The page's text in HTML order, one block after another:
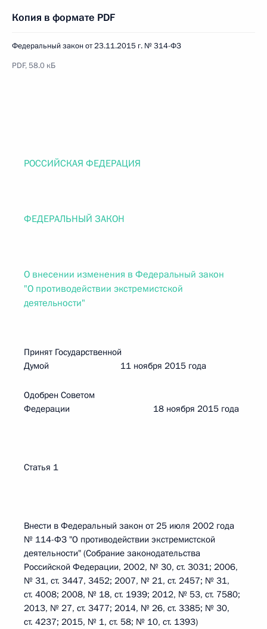
Копия в формате PDF
Федеральный закон от 23.11.2015 г. № 314-ФЗ
PDF, 58.0 кБ
РОССИЙСКАЯ ФЕДЕРАЦИЯ
ФЕДЕРАЛЬНЫЙ ЗАКОН
О внесении изменения в Федеральный закон
"О противодействии экстремистской
деятельности"
Принят Государственной
Думой 11 ноября 2015 года
Одобрен Советом
Федерации 18 ноября 2015 года
Статья 1
Внести в Федеральный закон от 25 июля 2002 года
№ 114-ФЗ "О противодействии экстремистской
деятельности" (Собрание законодательства
Российской Федерации, 2002, № 30, ст. 3031; 2006,
№ 31, ст. 3447, 3452; 2007, № 21, ст. 2457; № 31,
ст. 4008; 2008, № 18, ст. 1939; 2012, № 53, ст. 7580;
2013, № 27, ст. 3477; 2014, № 26, ст. 3385; № 30,
ст. 4237; 2015, № 1, ст. 58; № 10, ст. 1393)